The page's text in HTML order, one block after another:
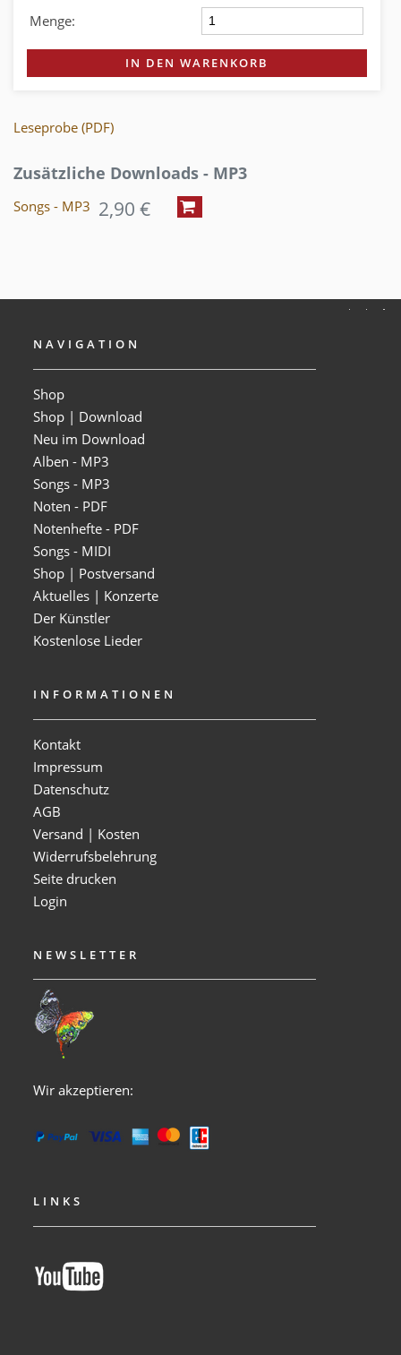
Menge:
IN DEN WARENKORB
Leseprobe (PDF)
Zusätzliche Downloads - MP3
Songs - MP3 2,90 €
NAVIGATION
Shop
Shop | Download
Neu im Download
Alben - MP3
Songs - MP3
Noten - PDF
Notenhefte - PDF
Songs - MIDI
Shop | Postversand
Aktuelles | Konzerte
Der Künstler
Kostenlose Lieder
INFORMATIONEN
Kontakt
Impressum
Datenschutz
AGB
Versand | Kosten
Widerrufsbelehrung
Seite drucken
Login
NEWSLETTER
Wir akzeptieren:
LINKS